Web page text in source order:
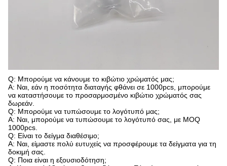
Q: Μπορούμε να κάνουμε το κιβώτιο χρώματός μας;
Α: Ναι, εάν η ποσότητα διαταγής φθάνει σε 1000pcs, μπορούμε
να καταστήσουμε το προσαρμοσμένο κιβώτιο χρώματός σας
δωρεάν.
Q: Μπορούμε να τυπώσουμε το λογότυπό μας;
Α: Ναι, μπορούμε να τυπώσουμε το λογότυπό σας, με MOQ
1000pcs.
Q: Είναι το δείγμα διαθέσιμο;
Α: Ναι, είμαστε πολύ ευτυχείς να προσφέρουμε τα δείγματα για τη
δοκιμή σας.
Q: Ποια είναι η εξουσιοδότηση;